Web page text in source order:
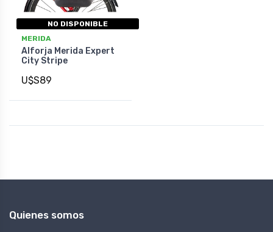
NO DISPONIBLE
MERIDA
Alforja Merida Expert
City Stripe
U$S89
Quienes somos